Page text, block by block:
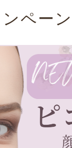
ペー